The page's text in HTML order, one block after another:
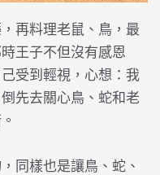
再料理老鼠、鳥，最
王子不但沒有感恩
受到輕視，心想：我
先去關心鳥、蛇和老
同樣也是讓鳥、蛇、